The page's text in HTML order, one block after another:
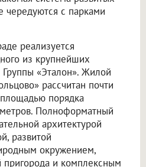
чередуются с парками
реализуется
из крупнейших
«Эталон». Жилой
рассчитан почти
порядка
Полноформатный
архитектурой
развитой
окружением,
пригорода и комплексным